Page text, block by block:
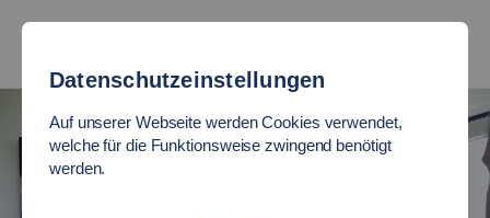
Datenschutzeinstellungen
Auf unserer Webseite werden Cookies verwendet,
welche für die Funktionsweise zwingend benötigt
werden.